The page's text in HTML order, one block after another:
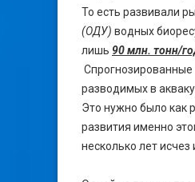
То есть развивали
(ОДУ) водных
лишь 90 млн. тонн/
разводимых в
Это нужно было как
развития именно
несколько лет